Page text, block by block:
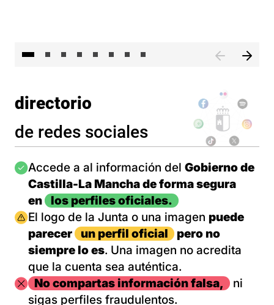
directorio
de redes sociales
Imagen
Accede a al información del Gobierno de
Castilla-La Mancha de forma segura
en
los perfiles oficiales.
Imagen
El logo de la Junta o una imagen puede
parecer
un perfil oficial
pero no
siempre lo es. Una imagen no acredita
que la cuenta sea auténtica.
ImagenNo compartas información falsa,
ni
sigas perfiles fraudulentos.